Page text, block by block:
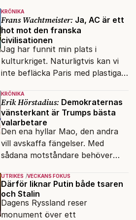
KRÖNIKA
Frans Wachtmeister: Ja, AC är ett
hot mot den franska
civilisationen
Jag har funnit min plats i
kulturkriget. Naturligtvis kan vi
inte befläcka Paris med plastiga
KRÖNIKA
Erik Hörstadius: Demokraternas
vänsterkant är Trumps bästa
valarbetare
Den ena hyllar Mao, den andra
vill avskaffa fängelser. Med
sådana motståndare behöver
vänner.
UTRIKES VECKANS FOKUS
Därför liknar Putin både tsaren
och Stalin
Dagens Ryssland reser
monument över ett